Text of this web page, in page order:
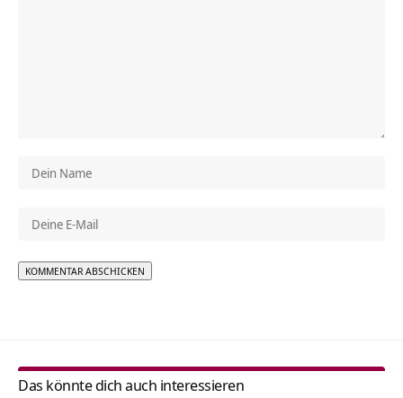
Das könnte dich auch interessieren